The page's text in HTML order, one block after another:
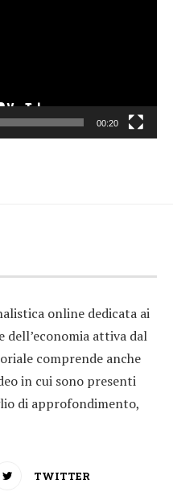
00:20
online dedicata ai
dell’economia attiva dal
comprende anche
in cui sono presenti
di approfondimento,
TWITTER